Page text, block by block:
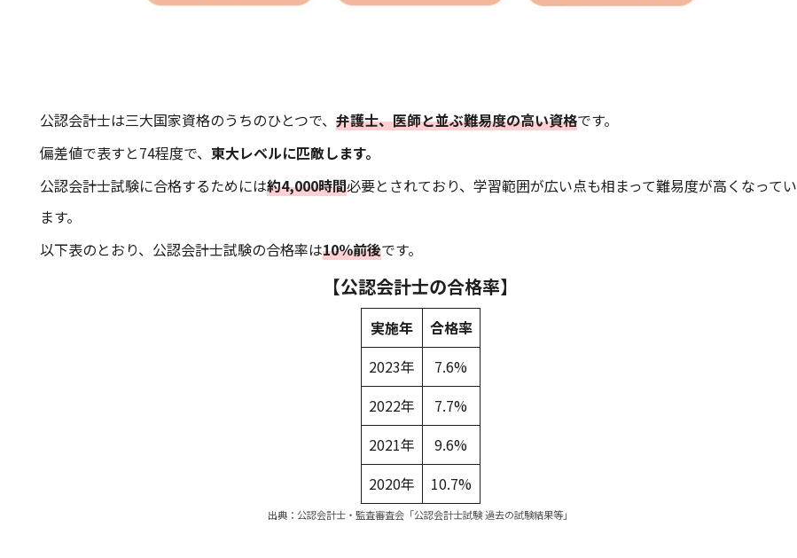
公認会計士は三大国家資格のうちのひとつで、 弁護士、医師と並ぶ難易度の高い資格です。
偏差値で表すと74程度で、 東大レベルに匹敵します。
公認会計士試験に合格するためには約4,000時間必要とされており、学習範囲が広い点も相まって難易度が高くなってい
ます。
以下表のとおり、公認会計士試験の合格率は10％前後です。
【公認会計士の合格率】
実施年
合格率
2023年
7.6%
2022年
7.7%
2021年
9.6%
2020年
10.7%
出典： 公認会計士・監査審査会「公認会計士試験 過去の試験結果等」